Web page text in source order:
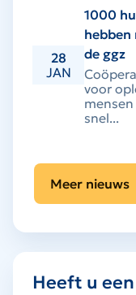
28
JAN
1000
hebben
de ggz
voor
snel...
Meer nieuws
Heeft u